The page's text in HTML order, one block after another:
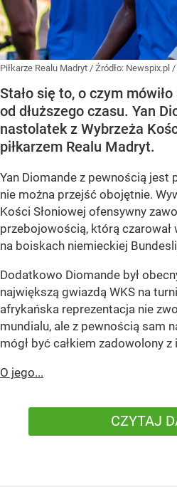
Piłkarze Realu Madryt / Źródło: Newspix.pl /
Stało się to, o czym mówiło
od dłuższego czasu. Yan
nastolatek z Wybrzeża
piłkarzem Realu Madryt.
Yan Diomande z pewnością jest
nie można przejść obojętnie.
Kości Słoniowej ofensywny
przebojowością, którą
na boiskach niemieckiej
Dodatkowo Diomande był
największą gwiazdą WKS na
afrykańska reprezentacja nie
mundialu, ale z pewnością sam
mógł być całkiem zadowolony
O jego...
CZYTAJ